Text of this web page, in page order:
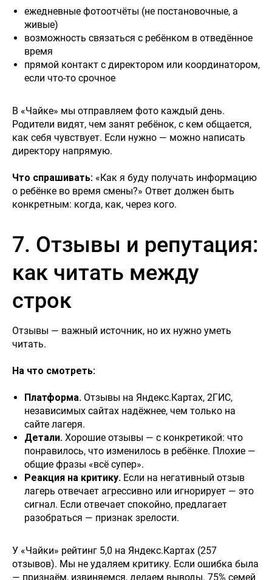
ежедневные фотоотчёты (не постановочные, а
живые)
возможность связаться с ребёнком в отведённое
время
прямой контакт с директором или координатором,
если что-то срочное
В «Чайке» мы отправляем фото каждый день.
Родители видят, чем занят ребёнок, с кем общается,
как себя чувствует. Если нужно — можно написать
директору напрямую.
Что спрашивать: «Как я буду получать информацию
о ребёнке во время смены?» Ответ должен быть
конкретным: когда, как, через кого.
7. Отзывы и репутация:
как читать между
строк
Отзывы — важный источник, но их нужно уметь
читать.
На что смотреть:
Платформа. Отзывы на Яндекс.Картах, 2ГИС,
независимых сайтах надёжнее, чем только на
сайте лагеря.
Детали. Хорошие отзывы — с конкретикой: что
понравилось, что изменилось в ребёнке. Плохие —
общие фразы «всё супер».
Реакция на критику. Если на негативный отзыв
лагерь отвечает агрессивно или игнорирует — это
сигнал. Если отвечает спокойно, предлагает
разобраться — признак зрелости.
У «Чайки» рейтинг 5,0 на Яндекс.Картах (257
отзывов). Мы не удаляем критику. Если ошибка была
— признаём, извиняемся, делаем выводы. 75% семей
Летучий корабль